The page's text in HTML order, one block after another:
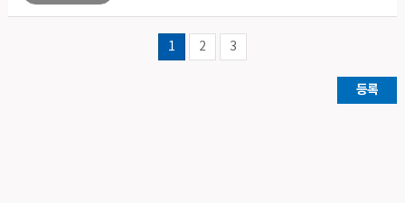
1 2 3
등록